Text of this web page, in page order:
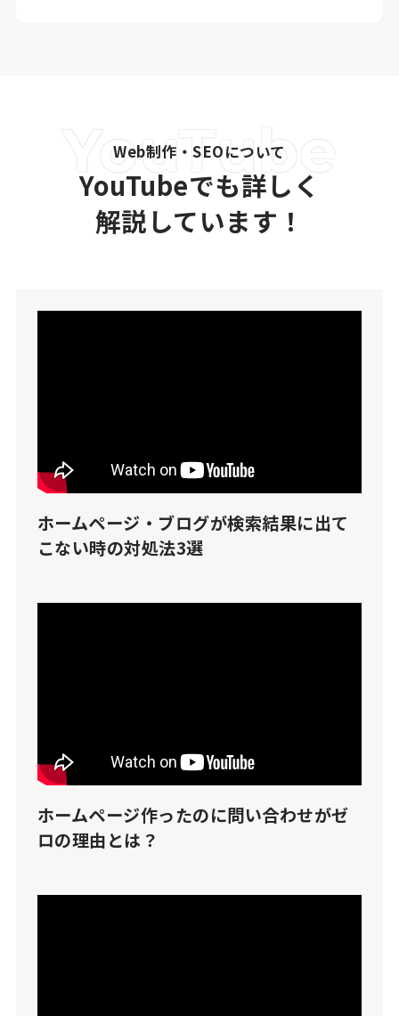
Web制作・SEOについて
YouTubeでも詳しく
解説しています！
ホームページ・ブログが検索結果に出て
こない時の対処法3選
ホームページ作ったのに問い合わせがゼ
ロの理由とは？